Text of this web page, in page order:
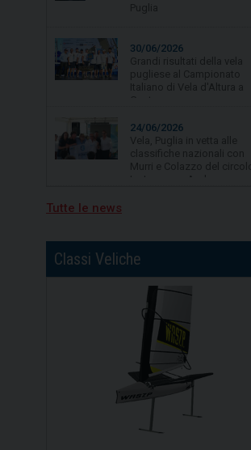
Italiano di Vela d'Altura a
Murri e Colazzo del circolo
15/07/2026
Freedom vincitrice della XV
Tutte le news
Classi Veliche